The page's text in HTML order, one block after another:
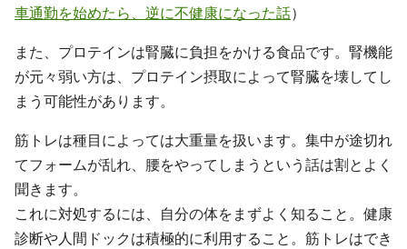
車通勤を始めたら、逆に不健康になった話）
また、プロテインは腎臓に負担をかける食品です。腎機能
が元々弱い方は、プロテイン摂取によって腎臓を壊してし
まう可能性があります。
筋トレは種目によっては大重量を扱います。集中が途切れ
てフォームが乱れ、腰をやってしまうという話は割とよく
聞きます。
これに対処するには、自分の体をまずよく知ること。健康
診断や人間ドックは積極的に利用すること。筋トレはでき